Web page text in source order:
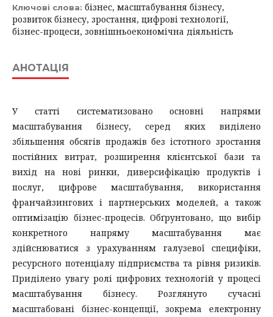
Ключові слова: бізнес, масштабування бізнесу,
розвиток бізнесу, зростання, цифрові технології,
бізнес-процеси, зовнішньоекономічна діяльність
АНОТАЦІЯ
У статті систематизовано основні напрями
масштабування бізнесу, серед яких виділено
збільшення обсягів продажів без істотного зростання
постійних витрат, розширення клієнтської бази та
вихід на нові ринки, диверсифікацію продуктів і
послуг, цифрове масштабування, використання
франчайзингових і партнерських моделей, а також
оптимізацію бізнес-процесів. Обґрунтовано, що вибір
конкретного напряму масштабування має
здійснюватися з урахуванням галузевої специфіки,
ресурсного потенціалу підприємства та рівня ризиків.
Приділено увагу ролі цифрових технологій у процесі
масштабування бізнесу. Розглянуто сучасні
масштабовані бізнес-концепції, зокрема електронну